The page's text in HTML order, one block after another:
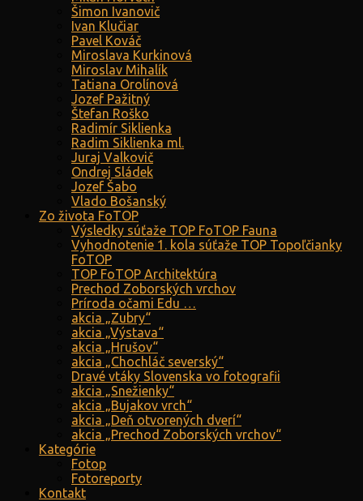
Šimon Ivanovič
Ivan Klučiar
Pavel Kováč
Miroslava Kurkinová
Miroslav Mihalík
Tatiana Orolínová
Jozef Pažitný
Štefan Roško
Radimír Siklienka
Radim Siklienka ml.
Juraj Valkovič
Ondrej Sládek
Jozef Šabo
Vlado Bošanský
Zo života FoTOP
Výsledky súťaže TOP FoTOP Fauna
Vyhodnotenie 1. kola súťaže TOP Topoľčianky
FoTOP
TOP FoTOP Architektúra
Prechod Zoborských vrchov
Príroda očami Edu …
akcia „Zubry“
akcia „Výstava“
akcia „Hrušov“
akcia „Chochláč severský“
Dravé vtáky Slovenska vo fotografii
akcia „Snežienky“
akcia „Bujakov vrch“
akcia „Deň otvorených dverí“
akcia „Prechod Zoborských vrchov“
Kategórie
Fotop
Fotoreporty
Kontakt